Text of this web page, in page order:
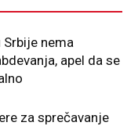
Srbije nema
apel da se
za sprečavanje